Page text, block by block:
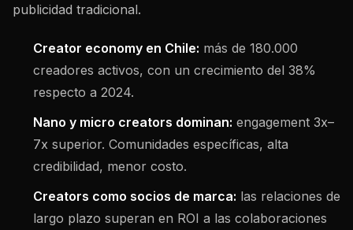
publicidad tradicional.
Creator economy en Chile: más de 180.000
creadores activos, con un crecimiento del 38%
respecto a 2024.
Nano y micro creators dominan: engagement 3x–
7x superior. Comunidades específicas, alta
credibilidad, menor costo.
Creators como socios de marca: las relaciones de
largo plazo superan en ROI a las colaboraciones